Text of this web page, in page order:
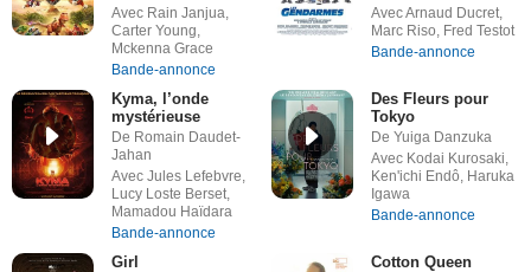
Avec Rain Janjua,
Carter Young,
Mckenna Grace
Bande-annonce
Avec Arnaud Ducret,
Marc Riso, Fred Testot
Bande-annonce
Kyma, l’onde
mystérieuse
De Romain Daudet-
Jahan
Avec Jules Lefebvre,
Lucy Loste Berset,
Mamadou Haïdara
Bande-annonce
Des Fleurs pour
Tokyo
De Yuiga Danzuka
Avec Kodai Kurosaki,
Ken'ichi Endô, Haruka
Igawa
Bande-annonce
Girl Cotton Queen